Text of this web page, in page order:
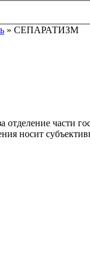
» СЕПАРАТИЗМ
части
носит